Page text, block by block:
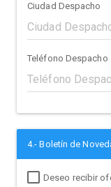
Ciudad Despacho
Teléfono Despacho
4.- Boletín de
Deseo recibir